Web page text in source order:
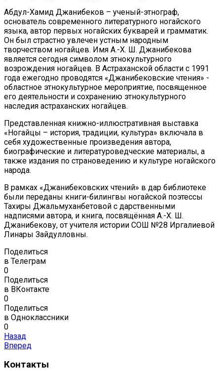
Абдул-Хамид Джанибеков – ученый-этнограф,
основатель современного литературного ногайского
языка, автор первых ногайских букварей и грамматик.
Он был страстно увлечен устным народным
творчеством ногайцев. Имя А.-Х. Ш. Джанибекова
является сегодня символом этнокультурного
возрождения ногайцев. В Астраханской области с 1991
года ежегодно проводятся «Джанибековские чтения» -
областное этнокультурное мероприятие, посвященное
его деятельности и сохранению этнокультурного
наследия астраханских ногайцев.
Представленная книжно-иллюстративная выставка
«Ногайцы – история, традиции, культура» включала в
себя художественные произведения автора,
биографические и литературоведческие материалы, а
также издания по страноведению и культуре ногайского
народа.
В рамках «Джанибековских чтений» в дар библиотеке
были переданы книги-билингвы ногайской поэтессы
Тахиры Джальмуханбетовой с дарственными
надписями автора, и книга, посвящённая А.-Х. Ш.
Джанибекову, от учителя истории СОШ №28 Иргалиевой
Линары Зайдулловны.
Поделиться
в Телеграм
0
Поделиться
в ВКонтакте
0
Поделиться
в Одноклассники
0
Назад
Вперед
Контакты